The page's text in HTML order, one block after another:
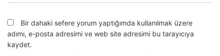
Bir dahaki sefere yorum yaptığımda kullanılmak üzere
adımı, e-posta adresimi ve web site adresimi bu tarayıcıya
kaydet.